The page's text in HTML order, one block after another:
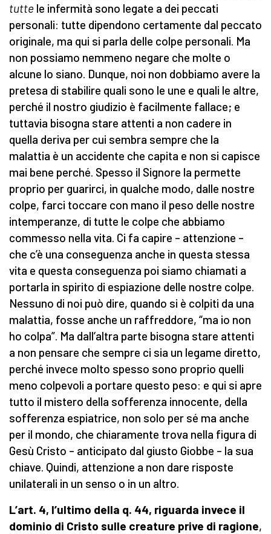
tutte le infermità sono legate a dei peccati
personali: tutte dipendono certamente dal peccato
originale, ma qui si parla delle colpe personali. Ma
non possiamo nemmeno negare che molte o
alcune lo siano. Dunque, noi non dobbiamo avere la
pretesa di stabilire quali sono le une e quali le altre,
perché il nostro giudizio è facilmente fallace; e
tuttavia bisogna stare attenti a non cadere in
quella deriva per cui sembra sempre che la
malattia è un accidente che capita e non si capisce
mai bene perché. Spesso il Signore la permette
proprio per guarirci, in qualche modo, dalle nostre
colpe, farci toccare con mano il peso delle nostre
intemperanze, di tutte le colpe che abbiamo
commesso nella vita. Ci fa capire – attenzione –
che c’è una conseguenza anche in questa stessa
vita e questa conseguenza poi siamo chiamati a
portarla in spirito di espiazione delle nostre colpe.
Nessuno di noi può dire, quando si è colpiti da una
malattia, fosse anche un raffreddore, “ma io non
ho colpa”. Ma dall’altra parte bisogna stare attenti
a non pensare che sempre ci sia un legame diretto,
perché invece molto spesso sono proprio quelli
meno colpevoli a portare questo peso: e qui si apre
tutto il mistero della sofferenza innocente, della
sofferenza espiatrice, non solo per sé ma anche
per il mondo, che chiaramente trova nella figura di
Gesù Cristo – anticipato dal giusto Giobbe – la sua
chiave. Quindi, attenzione a non dare risposte
unilaterali in un senso o in un altro.
L’art. 4, l’ultimo della q. 44, riguarda invece il
dominio di Cristo sulle creature prive di ragione,